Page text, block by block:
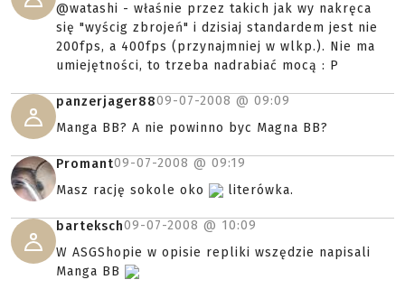
@watashi - właśnie przez takich jak wy nakręca
się "wyścig zbrojeń" i dzisiaj standardem jest nie
200fps, a 400fps (przynajmniej w wlkp.). Nie ma
umiejętności, to trzeba nadrabiać mocą : P
panzerjager8809-07-2008 @ 09:09
Manga BB? A nie powinno byc Magna BB?
Promant09-07-2008 @ 09:19
Masz rację sokole oko
literówka.
barteksch09-07-2008 @ 10:09
W ASGShopie w opisie repliki wszędzie napisali
Manga BB